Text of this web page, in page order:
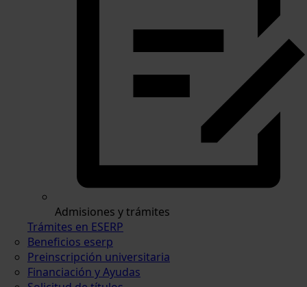
Admisiones y trámites
Trámites en ESERP
Beneficios eserp
Preinscripción universitaria
Financiación y Ayudas